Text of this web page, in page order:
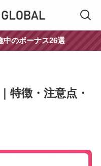
中のボーナス26選
特徴・注意点・